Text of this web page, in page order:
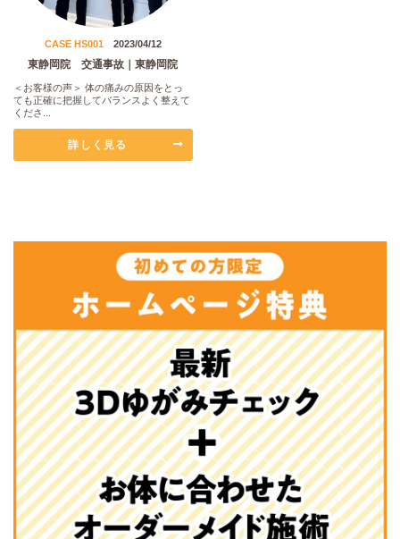
CASE HS001 2023/04/12
東静岡院 交通事故｜東静岡院
＜お客様の声＞ 体の痛みの原因をとっ
ても正確に把握してバランスよく整えて
くださ...
詳しく見る